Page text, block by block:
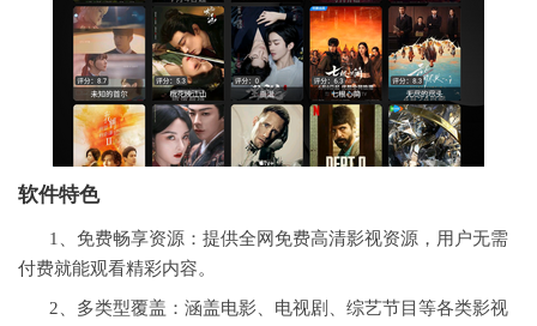
软件特色
1、免费畅享资源：提供全网免费高清影视资源，用户无需
付费就能观看精彩内容。
2、多类型覆盖：涵盖电影、电视剧、综艺节目等各类影视